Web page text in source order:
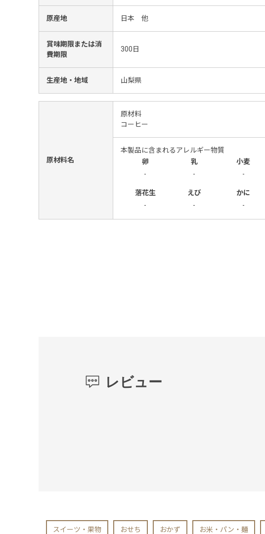
原産地 日本 他
賞味期限または消
費期限
300日
生産地・地域 山梨県
原材料名
原材料
コーヒー
本製品に含まれるアレルギー物質
卵
乳 小麦
-
- -
落花生 えび かに
-
- -
レビュー
スイーツ・果物 おせち おかず お米・パン・麺